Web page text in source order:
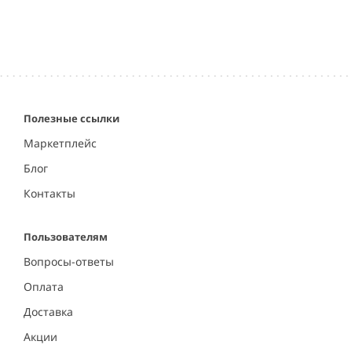
Полезные ссылки
Маркетплейс
Блог
Контакты
Пользователям
Вопросы-ответы
Оплата
Доставка
Акции